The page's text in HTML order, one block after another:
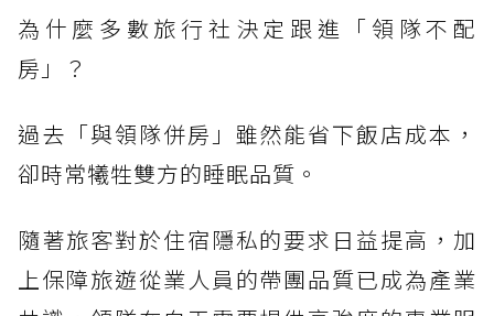
為什麼多數旅行社決定跟進「領隊不配
房」？
過去「與領隊併房」雖然能省下飯店成本，
卻時常犧牲雙方的睡眠品質。
隨著旅客對於住宿隱私的要求日益提高，加
上保障旅遊從業人員的帶團品質已成為產業